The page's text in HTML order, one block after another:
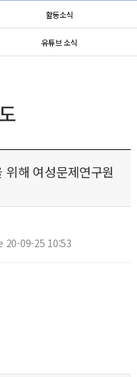
활동소식
유튜브 소식
해 여성문제연구원
20-09-25 10:53